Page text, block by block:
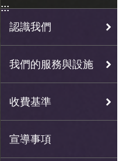
:::
認識我們
我們的服務與設施
收費基準
宣導事項